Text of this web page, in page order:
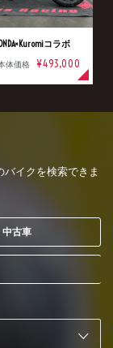
コラボ
体価格 ¥493,000
イクを検索できま
中古車